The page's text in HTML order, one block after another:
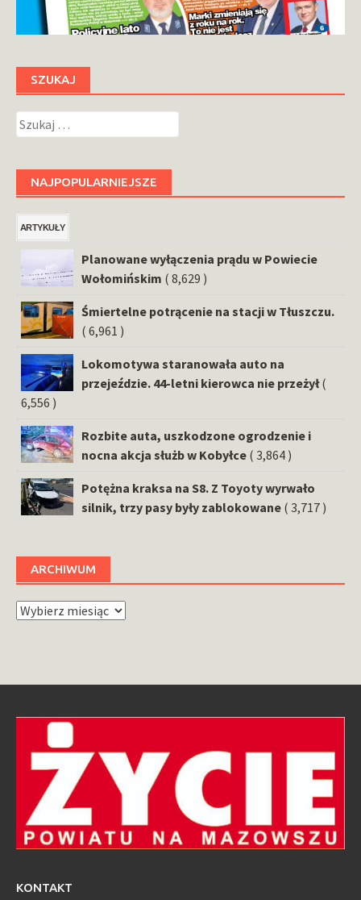
SZUKAJ
Szukaj:
NAJPOPULARNIEJSZE
ARTYKUŁY
Planowane wyłączenia prądu w Powiecie
Wołomińskim ( 8,629 )
Śmiertelne potrącenie na stacji w Tłuszczu.
( 6,961 )
Lokomotywa staranowała auto na
przejeździe. 44-letni kierowca nie przeżył (
6,556 )
Rozbite auta, uszkodzone ogrodzenie i
nocna akcja służb w Kobyłce ( 3,864 )
Potężna kraksa na S8. Z Toyoty wyrwało
silnik, trzy pasy były zablokowane ( 3,717 )
ARCHIWUM
Archiwum
KONTAKT